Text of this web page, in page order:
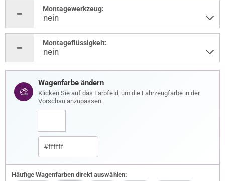
Montagewerkzeug:
Montageflüssigkeit:
🎨
Wagenfarbe ändern
Klicken Sie auf das Farbfeld, um die Fahrzeugfarbe in der
Vorschau anzupassen.
Häufige Wagenfarben direkt auswählen: